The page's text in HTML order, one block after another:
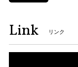
Link リンク